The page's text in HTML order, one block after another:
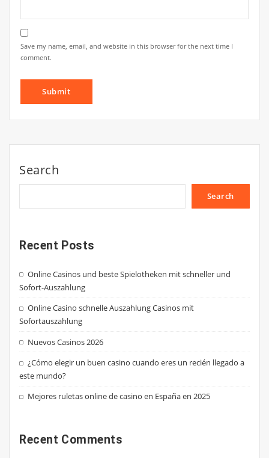
Save my name, email, and website in this browser for the next time I
comment.
Search
Search
Recent Posts
Online Casinos und beste Spielotheken mit schneller und
Sofort-Auszahlung
Online Casino schnelle Auszahlung Casinos mit
Sofortauszahlung
Nuevos Casinos 2026
¿Cómo elegir un buen casino cuando eres un recién llegado a
este mundo?
Mejores ruletas online de casino en España en 2025
Recent Comments